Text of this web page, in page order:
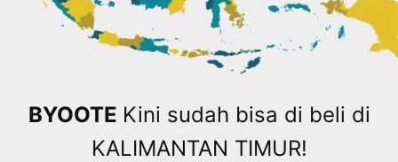
BYOOTE Kini sudah bisa di beli di
KALIMANTAN TIMUR!